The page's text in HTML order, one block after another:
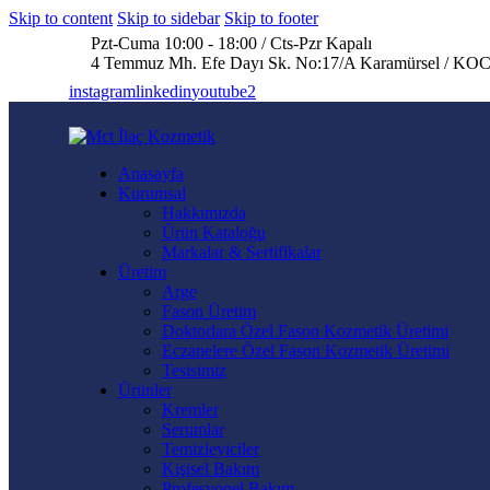
Skip to content Skip to sidebar Skip to footer
Pzt-Cuma 10:00 - 18:00 / Cts-Pzr Kapalı
4 Temmuz Mh. Efe Dayı Sk. No:17/A Karamürsel /
instagramlinkedinyoutube2
Anasayfa
Kurumsal
Hakkımızda
Ürün Kataloğu
Markalar & Sertifikalar
Üretim
Arge
Fason Üretim
Doktorlara Özel Fason Kozmetik Üretimi
Eczanelere Özel Fason Kozmetik Üretimi
Tesisimiz
Ürünler
Kremler
Serumlar
Temizleyiciler
Kişisel Bakım